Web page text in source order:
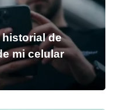
historial de
mi celular